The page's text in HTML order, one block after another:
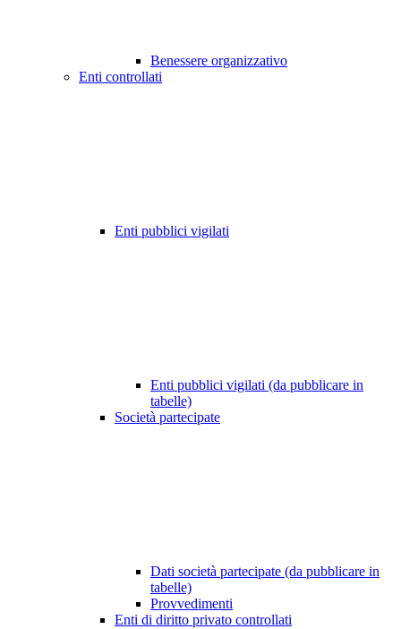
Benessere organizzativo
Enti controllati
Enti pubblici vigilati
Enti pubblici vigilati (da pubblicare in
tabelle)
Società partecipate
Dati società partecipate (da pubblicare in
tabelle)
Provvedimenti
Enti di diritto privato controllati